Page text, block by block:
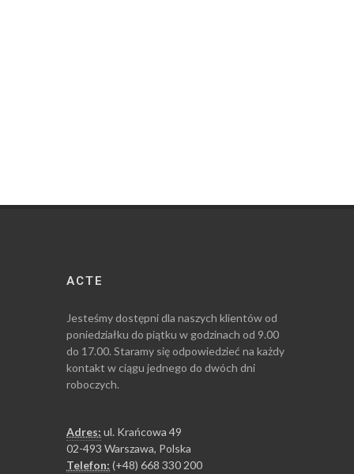
ACTE
Jesteśmy dostępni dla naszych klientów od
poniedziałku do piątku w godzinach od 9.00
do 17.00. Staramy się odpowiedzieć na każdy
kontakt w ciągu jednego do dwóch dni
roboczych.
Adres: ul. Krańcowa 49
02-493 Warszawa, Polska
Telefon: (+48) 668 330 200